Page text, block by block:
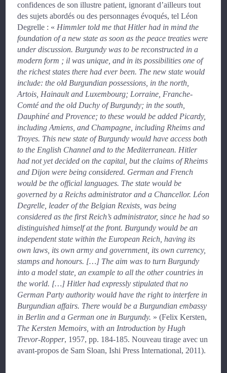
confidences de son illustre patient, ignorant d’ailleurs tout
des sujets abordés ou des personnages évoqués, tel Léon
Degrelle : « Himmler told me that Hitler had in mind the
foundation of a new state as soon as the peace treaties were
under discussion. Burgundy was to be reconstructed in a
modern form ; il was unique, and in its possibilities one of
the richest states there had ever been. The new state would
include: the old Burgundian possessions, in the north,
Artois, Hainault and Luxembourg; Lorraine, Franche-
Comté and the old Duchy of Burgundy; in the south,
Dauphiné and Provence; to these would be added Picardy,
including Amiens, and Champagne, including Rheims and
Troyes. This new state of Burgundy would have access both
to the English Channel and to the Mediterranean. Hitler
had not yet decided on the capital, but the claims of Rheims
and Dijon were being considered. German and French
would be the official languages. The state would be
governed by a Reichs administrator and a Chancellor. Léon
Degrelle, leader of the Belgian Rexists, was being
considered as the first Reich’s administrator, since he had so
distinguished himself at the front. Burgundy would be an
independent state within the European Reich, having its
own laws, its own army and government, its own currency,
stamps and honours. […] The aim was to turn Burgundy
into a model state, an example to all the other countries in
the world. […] Hitler had expressly stipulated that no
German Party authority would have the right to interfere in
Burgundian affairs. There would be a Burgundian embassy
in Berlin and a German one in Burgundy. » (Felix Kersten,
The Kersten Memoirs, with an Introduction by Hugh
Trevor-Ropper, 1957, pp. 184-185.Nouveau tirage avec un
avant-propos de Sam Sloan, Ishi Press International, 2011).